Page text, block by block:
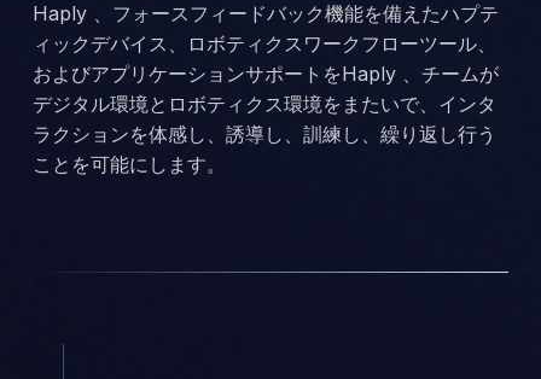
Haply 、フォースフィードバック機能を備えたハプテ
ィックデバイス、ロボティクスワークフローツール、
およびアプリケーションサポートをHaply 、チームが
デジタル環境とロボティクス環境をまたいで、インタ
ラクションを体感し、誘導し、訓練し、繰り返し行う
ことを可能にします。